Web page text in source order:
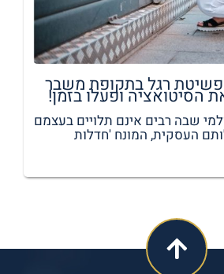
רגל בתקופת משבר
הסיטואציה ופעלו בזמן!
שבה רבים אינם תלויים בעצמם
העסקית, המונח 'חדלות